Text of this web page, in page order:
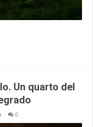
Un quarto del
0